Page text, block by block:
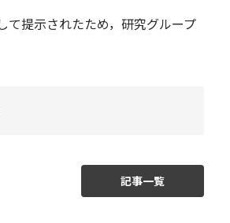
て提示されたため，研究グループ
記事一覧